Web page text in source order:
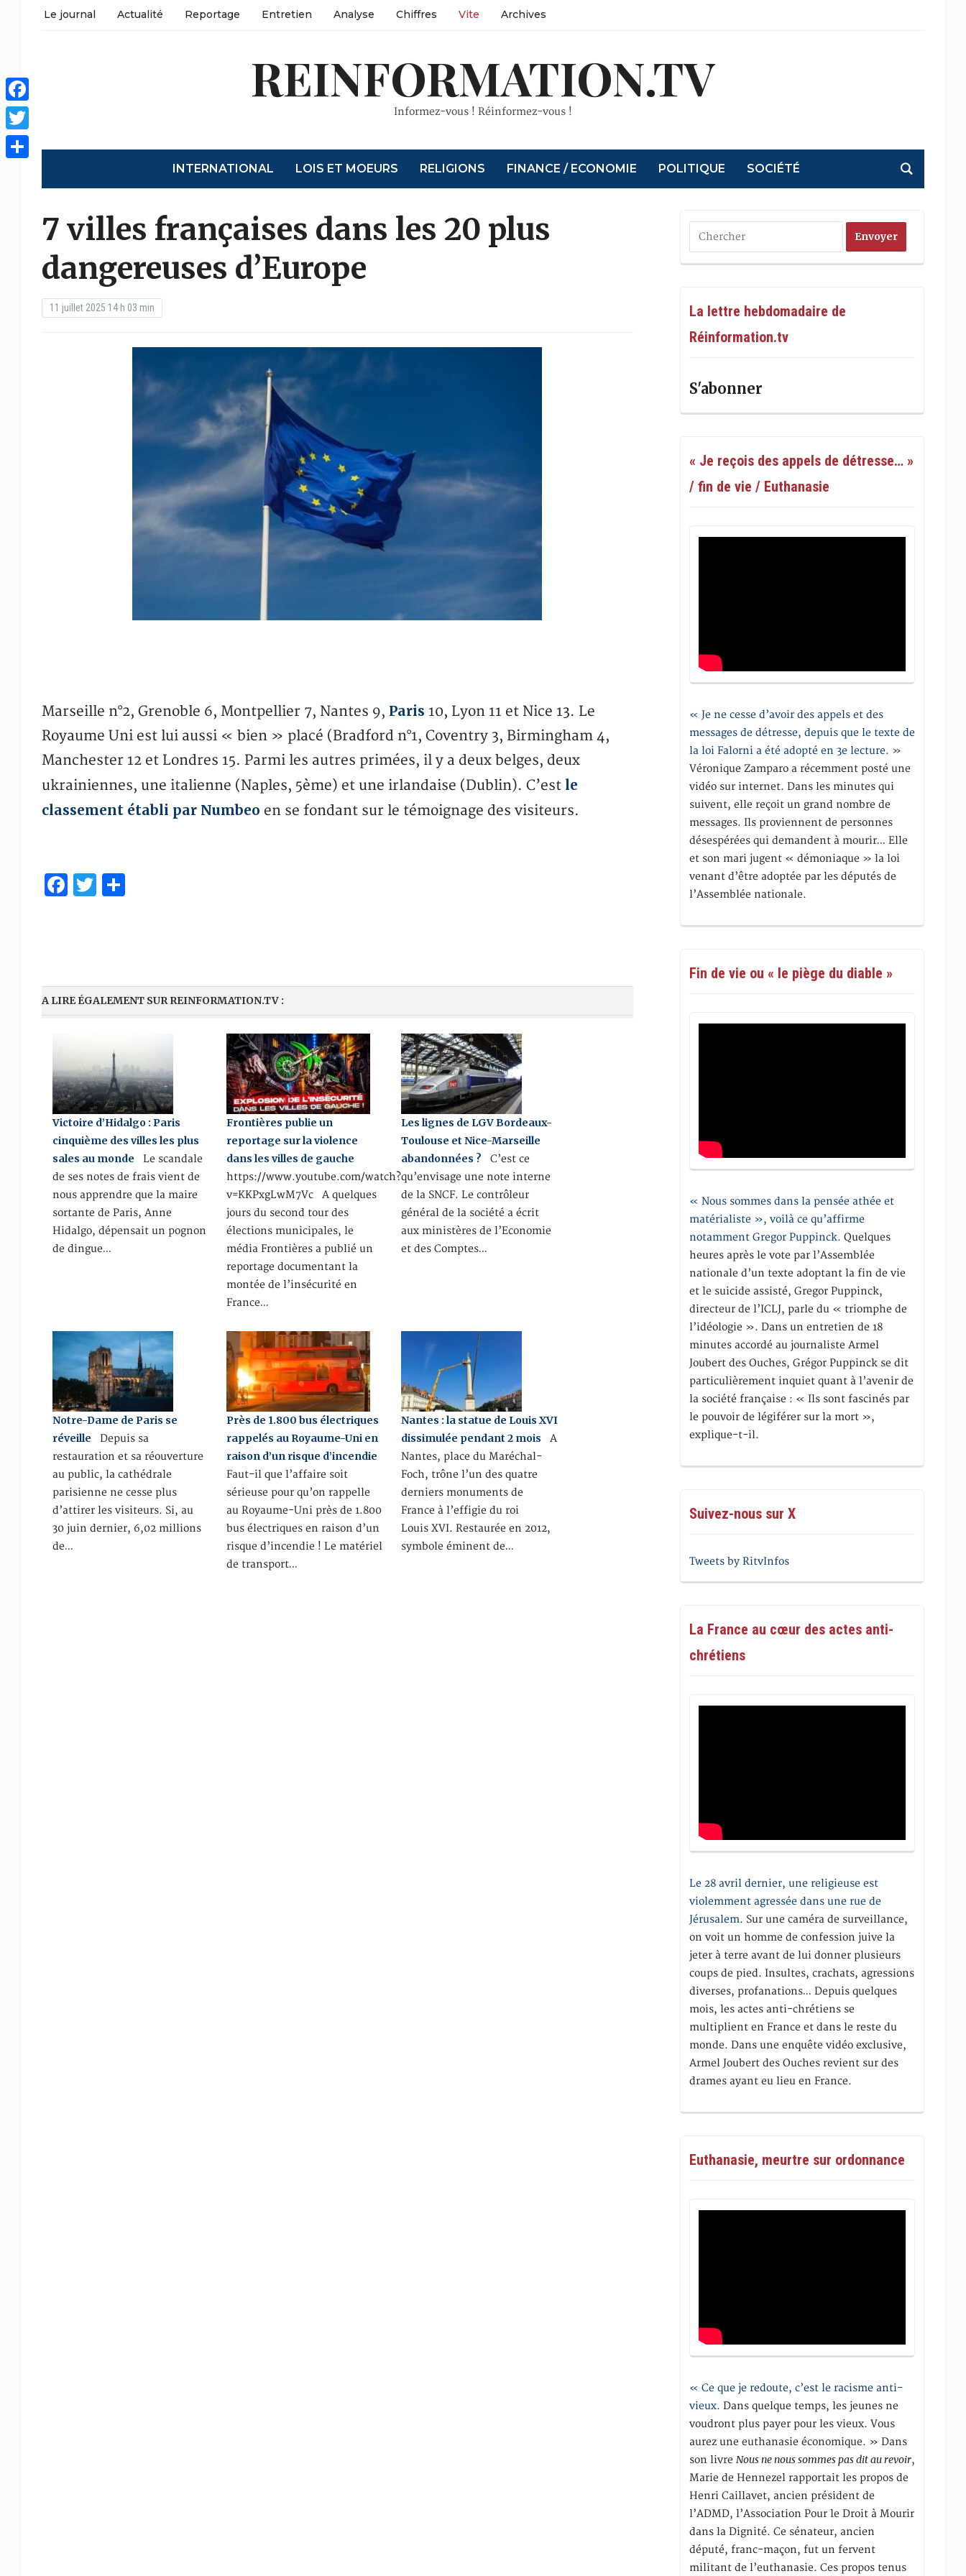
Le journal Actualité Reportage Entretien Analyse Chiffres Vite Archives
REINFORMATION.TV
Informez-vous ! Réinformez-vous !
INTERNATIONAL LOIS ET MOEURS RELIGIONS FINANCE / ECONOMIE POLITIQUE SOCIÉTÉ
7 villes françaises dans les 20 plus
dangereuses d’Europe
11 juillet 2025 14 h 03 min
Marseille n°2, Grenoble 6, Montpellier 7, Nantes 9, Paris 10, Lyon 11 et Nice 13. Le
Royaume Uni est lui aussi « bien » placé (Bradford n°1, Coventry 3, Birmingham 4,
Manchester 12 et Londres 15. Parmi les autres primées, il y a deux belges, deux
ukrainiennes, une italienne (Naples, 5ème) et une irlandaise (Dublin). C’est le
classement établi par Numbeo en se fondant sur le témoignage des visiteurs.
Facebook
Twitter
Partager
A LIRE ÉGALEMENT SUR REINFORMATION.TV :
Victoire d’Hidalgo : Paris
cinquième des villes les plus
sales au monde Le scandale
de ses notes de frais vient de
nous apprendre que la maire
sortante de Paris, Anne
Hidalgo, dépensait un pognon
de dingue…
Frontières publie un
reportage sur la violence
dans les villes de gauche
https://www.youtube.com/watch?
v=KKPxgLwM7Vc A quelques
jours du second tour des
élections municipales, le
média Frontières a publié un
reportage documentant la
montée de l’insécurité en
France…
Les lignes de LGV Bordeaux-
Toulouse et Nice-Marseille
abandonnées ? C’est ce
qu’envisage une note interne
de la SNCF. Le contrôleur
général de la société a écrit
aux ministères de l’Economie
et des Comptes…
Notre-Dame de Paris se
réveille Depuis sa
restauration et sa réouverture
au public, la cathédrale
parisienne ne cesse plus
d’attirer les visiteurs. Si, au
30 juin dernier, 6,02 millions
de…
Près de 1.800 bus électriques
rappelés au Royaume-Uni en
raison d’un risque d’incendie
Faut-il que l’affaire soit
sérieuse pour qu’on rappelle
au Royaume-Uni près de 1.800
bus électriques en raison d’un
risque d’incendie ! Le matériel
de transport…
Nantes : la statue de Louis XVI
dissimulée pendant 2 mois A
Nantes, place du Maréchal-
Foch, trône l’un des quatre
derniers monuments de
France à l’effigie du roi
Louis XVI. Restaurée en 2012,
symbole éminent de…
La lettre hebdomadaire de
Réinformation.tv
S'abonner
« Je reçois des appels de détresse… »
/ fin de vie / Euthanasie
« Je ne cesse d’avoir des appels et des
messages de détresse, depuis que le texte de
la loi Falorni a été adopté en 3e lecture. »
Véronique Zamparo a récemment posté une
vidéo sur internet. Dans les minutes qui
suivent, elle reçoit un grand nombre de
messages. Ils proviennent de personnes
désespérées qui demandent à mourir… Elle
et son mari jugent « démoniaque » la loi
venant d’être adoptée par les députés de
l’Assemblée nationale.
Fin de vie ou « le piège du diable »
« Nous sommes dans la pensée athée et
matérialiste », voilà ce qu’affirme
notamment Gregor Puppinck. Quelques
heures après le vote par l’Assemblée
nationale d’un texte adoptant la fin de vie
et le suicide assisté, Gregor Puppinck,
directeur de l’ICLJ, parle du « triomphe de
l’idéologie ». Dans un entretien de 18
minutes accordé au journaliste Armel
Joubert des Ouches, Grégor Puppinck se dit
particulièrement inquiet quant à l’avenir de
la société française : « Ils sont fascinés par
le pouvoir de légiférer sur la mort »,
explique-t-il.
Suivez-nous sur X
Tweets by RitvInfos
La France au cœur des actes anti-
chrétiens
Le 28 avril dernier, une religieuse est
violemment agressée dans une rue de
Jérusalem. Sur une caméra de surveillance,
on voit un homme de confession juive la
jeter à terre avant de lui donner plusieurs
coups de pied. Insultes, crachats, agressions
diverses, profanations… Depuis quelques
mois, les actes anti-chrétiens se
multiplient en France et dans le reste du
monde. Dans une enquête vidéo exclusive,
Armel Joubert des Ouches revient sur des
drames ayant eu lieu en France.
Euthanasie, meurtre sur ordonnance
« Ce que je redoute, c’est le racisme anti-
vieux. Dans quelque temps, les jeunes ne
voudront plus payer pour les vieux. Vous
aurez une euthanasie économique. » Dans
son livreNous ne nous sommes pas dit au revoir,
Marie de Hennezel rapportait les propos de
Henri Caillavet, ancien président de
l’ADMD, l’Association Pour le Droit à Mourir
dans la Dignité. Ce sénateur, ancien
député, franc-maçon, fut un fervent
militant de l’euthanasie. Ces propos tenus
Facebook
Twitter